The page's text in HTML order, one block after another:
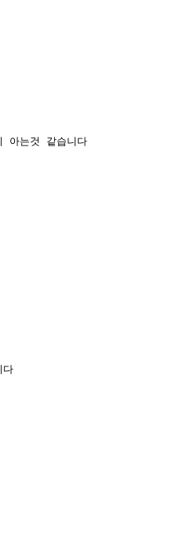
아는것 같습니다
다